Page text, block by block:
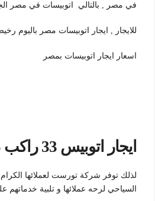
في مصر , بالتالي اتوبيسات في مصر
للايجار , ايجار اتوبيسات مصر باليوم رخيصه
اسعار ايجار اتوبيسات بمصر
ايجار اتوبيس 33 راكب 01028403255
لذلك توفر شركة تورست لعملائها
السياحي لرحه عملائها و تلبية خدماتهم